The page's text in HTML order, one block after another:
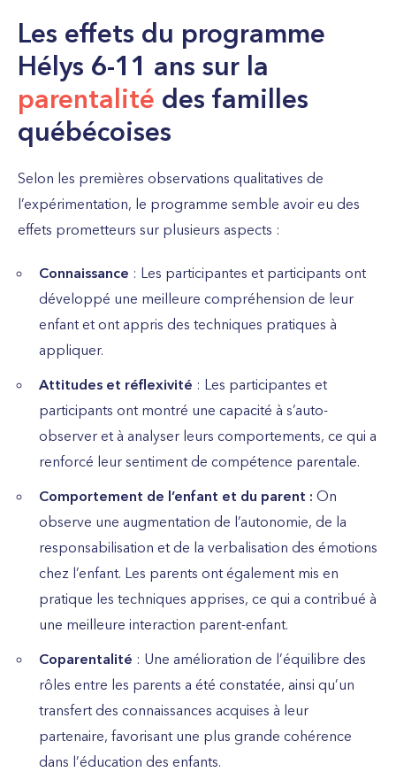
Les effets du programme
Hélys 6-11 ans sur la
parentalité des familles
québécoises
Selon les premières observations qualitatives de
l’expérimentation, le programme semble avoir eu des
effets prometteurs sur plusieurs aspects :
Connaissance : Les participantes et participants ont
développé une meilleure compréhension de leur
enfant et ont appris des techniques pratiques à
appliquer.
Attitudes et réflexivité : Les participantes et
participants ont montré une capacité à s’auto-
observer et à analyser leurs comportements, ce qui a
renforcé leur sentiment de compétence parentale.
Comportement de l’enfant et du parent : On
observe une augmentation de l’autonomie, de la
responsabilisation et de la verbalisation des émotions
chez l’enfant. Les parents ont également mis en
pratique les techniques apprises, ce qui a contribué à
une meilleure interaction parent-enfant.
Coparentalité : Une amélioration de l’équilibre des
rôles entre les parents a été constatée, ainsi qu’un
transfert des connaissances acquises à leur
partenaire, favorisant une plus grande cohérence
dans l’éducation des enfants.